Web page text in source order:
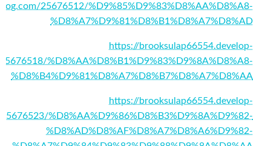
25676512/%D9%85%D9%83%D8%AA%D8%A8-
%D8%A7%D9%81%D8%B1%D8%A7%D8%AD
https://brooksulap66554.develop-
%D8%AA%D8%B1%D9%83%D9%8A%D8%A8-
%D8%B4%D9%81%D8%A7%D8%B7%D8%A7%D8%AA
https://brooksulap66554.develop-
%D8%AA%D9%86%D8%B3%D9%8A%D9%82-
%D8%AD%D8%AF%D8%A7%D8%A6%D9%82-